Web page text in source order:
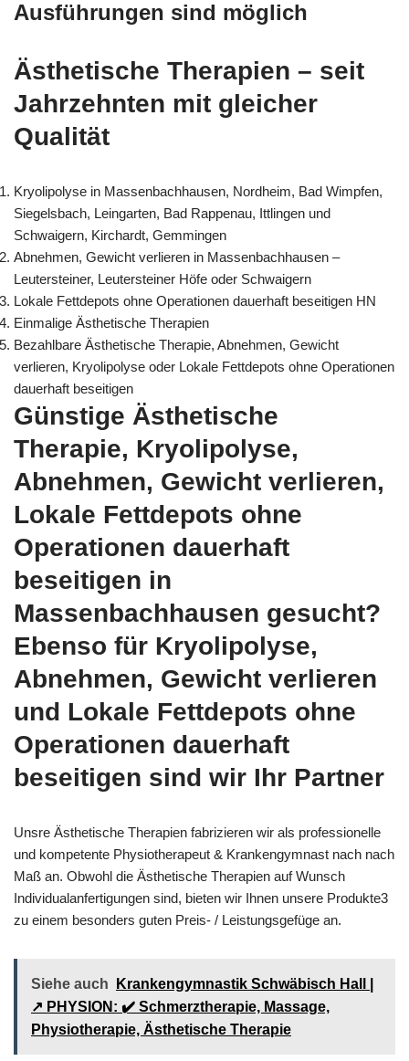
Ausführungen sind möglich
Ästhetische Therapien – seit
Jahrzehnten mit gleicher
Qualität
Kryolipolyse in Massenbachhausen, Nordheim, Bad Wimpfen,
Siegelsbach, Leingarten, Bad Rappenau, Ittlingen und
Schwaigern, Kirchardt, Gemmingen
Abnehmen, Gewicht verlieren in Massenbachhausen –
Leutersteiner, Leutersteiner Höfe oder Schwaigern
Lokale Fettdepots ohne Operationen dauerhaft beseitigen HN
Einmalige Ästhetische Therapien
Bezahlbare Ästhetische Therapie, Abnehmen, Gewicht
verlieren, Kryolipolyse oder Lokale Fettdepots ohne Operationen
dauerhaft beseitigen
Günstige Ästhetische
Therapie, Kryolipolyse,
Abnehmen, Gewicht verlieren,
Lokale Fettdepots ohne
Operationen dauerhaft
beseitigen in
Massenbachhausen gesucht?
Ebenso für Kryolipolyse,
Abnehmen, Gewicht verlieren
und Lokale Fettdepots ohne
Operationen dauerhaft
beseitigen sind wir Ihr Partner
Unsre Ästhetische Therapien fabrizieren wir als professionelle
und kompetente Physiotherapeut & Krankengymnast nach nach
Maß an. Obwohl die Ästhetische Therapien auf Wunsch
Individualanfertigungen sind, bieten wir Ihnen unsere Produkte3
zu einem besonders guten Preis- / Leistungsgefüge an.
Siehe auch
Krankengymnastik Schwäbisch Hall |
↗️ PHYSION: ✔️ Schmerztherapie, Massage,
Physiotherapie, Ästhetische Therapie